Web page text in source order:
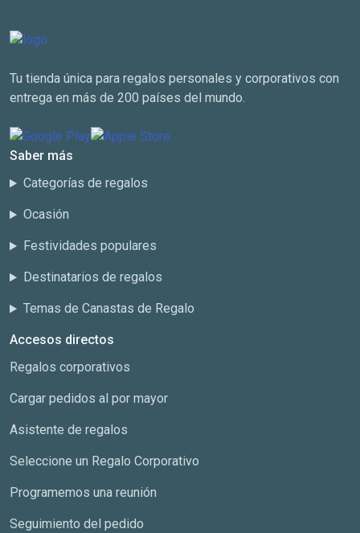
Tu tienda única para regalos personales y corporativos con
entrega en más de 200 países del mundo.
Saber más
Categorías de regalos
Ocasión
Festividades populares
Destinatarios de regalos
Temas de Canastas de Regalo
Accesos directos
Regalos corporativos
Cargar pedidos al por mayor
Asistente de regalos
Seleccione un Regalo Corporativo
Programemos una reunión
Seguimiento del pedido